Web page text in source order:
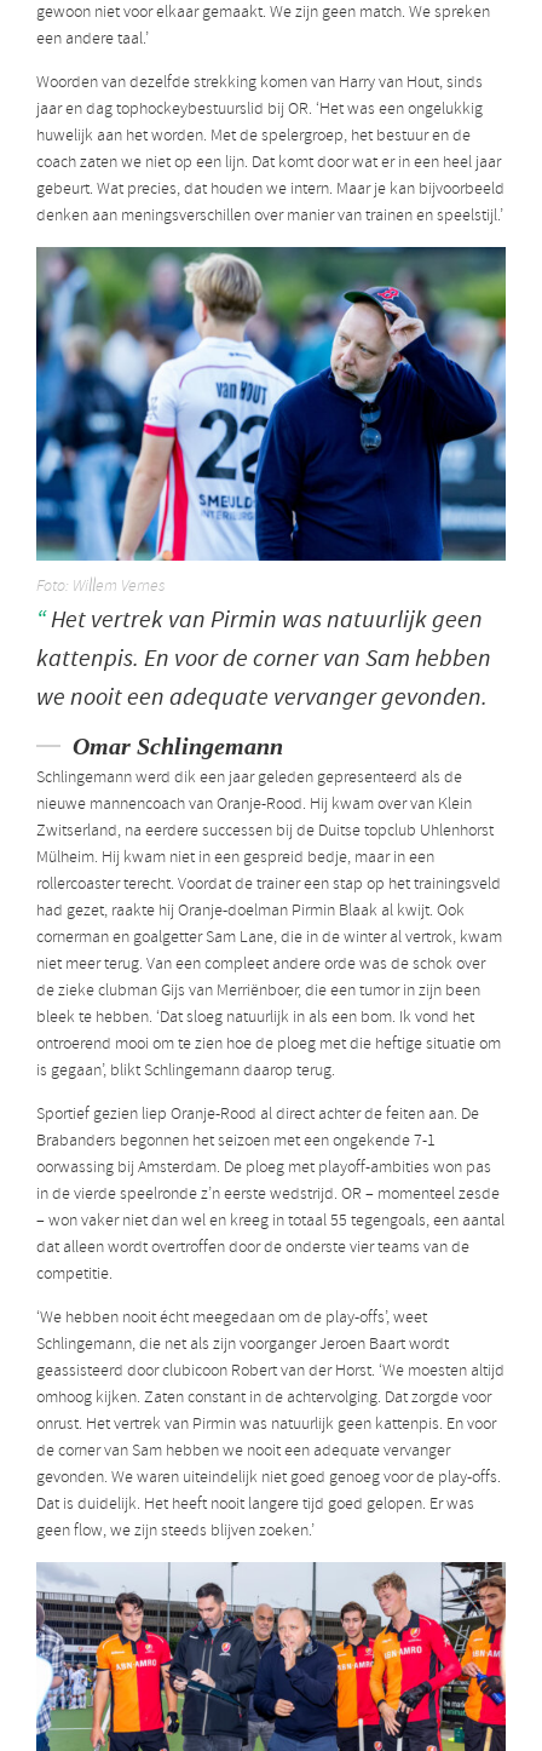
gewoon niet voor elkaar gemaakt. We zijn geen match. We spreken
een andere taal.’
Woorden van dezelfde strekking komen van Harry van Hout, sinds
jaar en dag tophockeybestuurslid bij OR. ‘Het was een ongelukkig
huwelijk aan het worden. Met de spelergroep, het bestuur en de
coach zaten we niet op een lijn. Dat komt door wat er in een heel jaar
gebeurt. Wat precies, dat houden we intern. Maar je kan bijvoorbeeld
denken aan meningsverschillen over manier van trainen en speelstijl.’
Foto: Willem Vernes
Het vertrek van Pirmin was natuurlijk geen
kattenpis. En voor de corner van Sam hebben
we nooit een adequate vervanger gevonden.
Omar Schlingemann
Schlingemann werd dik een jaar geleden gepresenteerd als de
nieuwe mannencoach van Oranje-Rood. Hij kwam over van Klein
Zwitserland, na eerdere successen bij de Duitse topclub Uhlenhorst
Mülheim. Hij kwam niet in een gespreid bedje, maar in een
rollercoaster terecht. Voordat de trainer een stap op het trainingsveld
had gezet, raakte hij Oranje-doelman Pirmin Blaak al kwijt. Ook
cornerman en goalgetter Sam Lane, die in de winter al vertrok, kwam
niet meer terug. Van een compleet andere orde was de schok over
de zieke clubman Gijs van Merriënboer, die een tumor in zijn been
bleek te hebben. ‘Dat sloeg natuurlijk in als een bom. Ik vond het
ontroerend mooi om te zien hoe de ploeg met die heftige situatie om
is gegaan’, blikt Schlingemann daarop terug.
Sportief gezien liep Oranje-Rood al direct achter de feiten aan. De
Brabanders begonnen het seizoen met een ongekende 7-1
oorwassing bij Amsterdam. De ploeg met playoff-ambities won pas
in de vierde speelronde z’n eerste wedstrijd. OR – momenteel zesde
– won vaker niet dan wel en kreeg in totaal 55 tegengoals, een aantal
dat alleen wordt overtroffen door de onderste vier teams van de
competitie.
‘We hebben nooit écht meegedaan om de play-offs’, weet
Schlingemann, die net als zijn voorganger Jeroen Baart wordt
geassisteerd door clubicoon Robert van der Horst. ‘We moesten altijd
omhoog kijken. Zaten constant in de achtervolging. Dat zorgde voor
onrust. Het vertrek van Pirmin was natuurlijk geen kattenpis. En voor
de corner van Sam hebben we nooit een adequate vervanger
gevonden. We waren uiteindelijk niet goed genoeg voor de play-offs.
Dat is duidelijk. Het heeft nooit langere tijd goed gelopen. Er was
geen flow, we zijn steeds blijven zoeken.’